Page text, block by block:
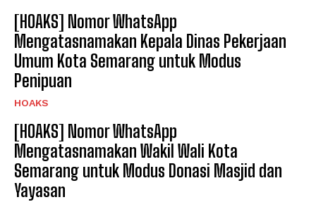
[HOAKS] Nomor WhatsApp
Mengatasnamakan Kepala Dinas Pekerjaan
Umum Kota Semarang untuk Modus
Penipuan
HOAKS
[HOAKS] Nomor WhatsApp
Mengatasnamakan Wakil Wali Kota
Semarang untuk Modus Donasi Masjid dan
Yayasan